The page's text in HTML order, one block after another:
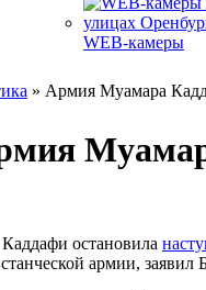
WEB-камеры
» Армия Муамара
остановила
армии, заявил